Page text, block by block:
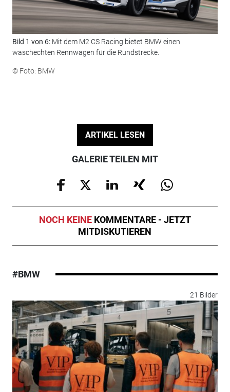
Bild 1 von 6: Mit dem M2 CS Racing bietet BMW einen
waschechten Rennwagen für die Rundstrecke.
© Foto: BMW
ARTIKEL LESEN
GALERIE TEILEN MIT
NOCH KEINE KOMMENTARE - JETZT
MITDISKUTIEREN
#BMW
21 Bilder